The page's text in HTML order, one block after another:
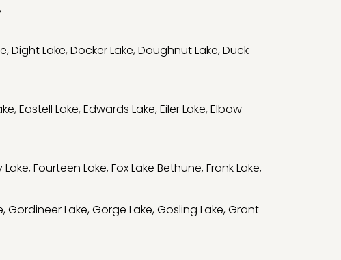
,
,Dight Lake,Docker Lake,Doughnut Lake,Duck
,Eastell Lake,Edwards Lake,Eiler Lake,Elbow
Lake,Fourteen Lake,Fox Lake Bethune,Frank Lake,
,Gordineer Lake,Gorge Lake,Gosling Lake,Grant